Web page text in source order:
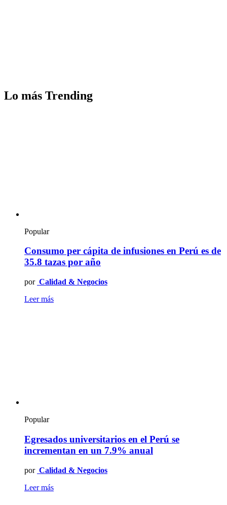
Lo más Trending
Popular
Consumo per cápita de infusiones en Perú es de
35.8 tazas por año
por Calidad & Negocios
Leer más
Popular
Egresados universitarios en el Perú se
incrementan en un 7.9% anual
por Calidad & Negocios
Leer más